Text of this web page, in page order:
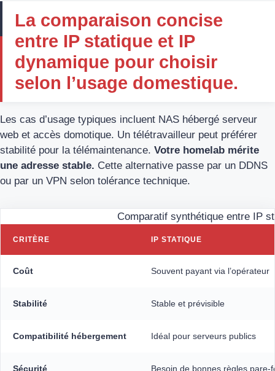
La comparaison concise
entre IP statique et IP
dynamique pour choisir
selon l’usage domestique.
Les cas d’usage typiques incluent NAS hébergé serveur
web et accès domotique. Un télétravailleur peut préférer
stabilité pour la télémaintenance. Votre homelab mérite
une adresse stable. Cette alternative passe par un DDNS
ou par un VPN selon tolérance technique.
Comparatif synthétique entre IP
CRITÈRE IP STATIQUE
Coût Souvent payant via l’opérateur
Stabilité Stable et prévisible
Compatibilité hébergement Idéal pour serveurs publics
Sécurité Besoin de bonnes règles pare-